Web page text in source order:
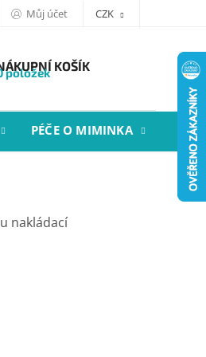
Můj účet CZK
KOŠÍK
položek
PÉČE O MIMINKA
nakládací